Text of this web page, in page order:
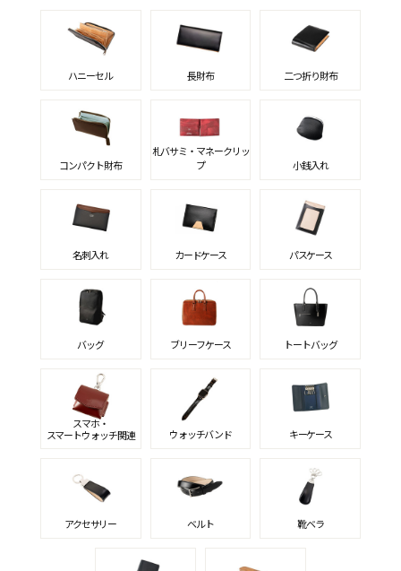
ハニーセル 長財布 二つ折り財布
コンパクト財布
札バサミ・マネークリッ
プ
小銭入れ
名刺入れ カードケース パスケース
バッグ ブリーフケース トートバッグ
スマホ・
スマートウォッチ関連
ウォッチバンド キーケース
アクセサリー ベルト 靴ベラ